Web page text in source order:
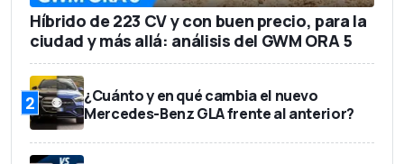
Híbrido de 223 CV y con buen precio, para la
ciudad y más allá: análisis del GWM ORA 5
2
¿Cuánto y en qué cambia el nuevo
Mercedes-Benz GLA frente al anterior?